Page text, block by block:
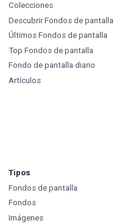
Colecciones
Descubrir Fondos de pantalla
Últimos Fondos de pantalla
Top Fondos de pantalla
Fondo de pantalla diario
Artículos
Tipos
Fondos de pantalla
Fondos
Imágenes